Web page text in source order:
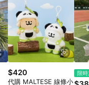
$420
代購 MALTESE 線條小
限